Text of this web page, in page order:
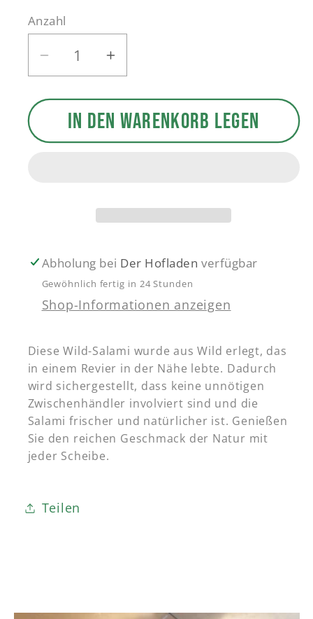
Anzahl
Verringere
die
Menge
Wild-
Erhöhe
die
Menge
für
Wild-
IN DEN WARENKORB LEGEN
Abholung bei Der Hofladen verfügbar
Gewöhnlich fertig in 24 Stunden
Shop-Informationen anzeigen
Diese Wild-Salami wurde aus Wild erlegt, das
in einem Revier in der Nähe lebte. Dadurch
wird sichergestellt, dass keine unnötigen
Zwischenhändler involviert sind und die
Salami frischer und natürlicher ist. Genießen
Sie den reichen Geschmack der Natur mit
jeder Scheibe.
Teilen